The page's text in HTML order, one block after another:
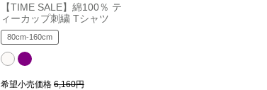
【TIME SALE】綿100％ テ
ィーカップ刺繍 Tシャツ
80cm-160cm
希望小売価格 6,160円